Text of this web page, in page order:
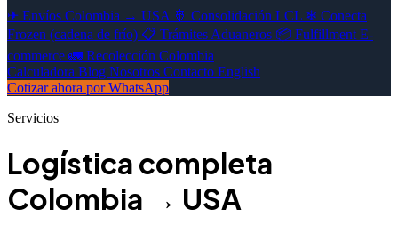
✈ Envíos Colombia → USA 🚢 Consolidación LCL ❄ Conecta
Frozen (cadena de frío) 📋 Trámites Aduaneros 📦 Fulfillment E-
commerce 🚛 Recolección Colombia
Calculadora Blog Nosotros Contacto English
Cotizar ahora por WhatsApp
Servicios
Logística completa
Colombia → USA